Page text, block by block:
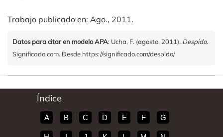
Trabajo publicado en: Ago., 2011.
Datos para citar en modelo APA: Ucha, F. (agosto, 2011). Despido.
Significado.com. Desde https://significado.com/despido/
Índice
A B C D E F G